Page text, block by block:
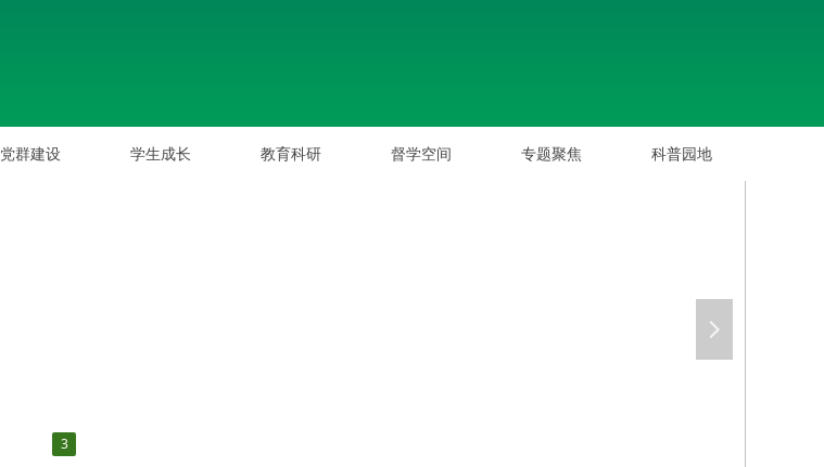
党群建设 学生成长 教育科研 督学空间 专题聚焦 科普园地
3
넲